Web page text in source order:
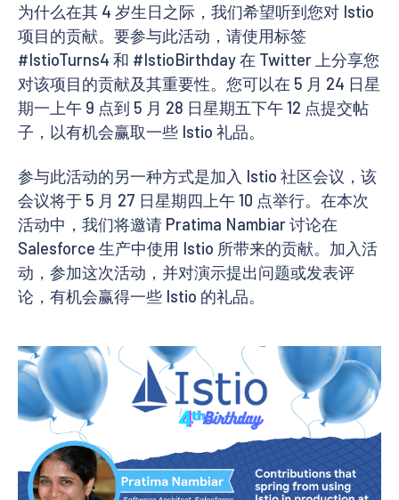
为什么在其 4 岁生日之际，我们希望听到您对 Istio
项目的贡献。要参与此活动，请使用标签
#IstioTurns4 和 #IstioBirthday 在 Twitter 上分享您
对该项目的贡献及其重要性。您可以在 5 月 24 日星
期一上午 9 点到 5 月 28 日星期五下午 12 点提交帖
子，以有机会赢取一些 Istio 礼品。
参与此活动的另一种方式是加入 Istio 社区会议，该
会议将于 5 月 27 日星期四上午 10 点举行。在本次
活动中，我们将邀请 Pratima Nambiar 讨论在
Salesforce 生产中使用 Istio 所带来的贡献。加入活
动，参加这次活动，并对演示提出问题或发表评
论，有机会赢得一些 Istio 的礼品。